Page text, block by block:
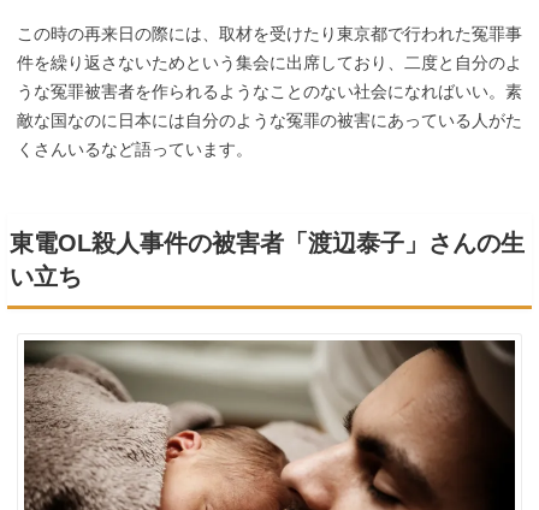
この時の再来日の際には、取材を受けたり東京都で行われた冤罪事
件を繰り返さないためという集会に出席しており、二度と自分のよ
うな冤罪被害者を作られるようなことのない社会になればいい。素
敵な国なのに日本には自分のような冤罪の被害にあっている人がた
くさんいるなど語っています。
東電OL殺人事件の被害者「渡辺泰子」さんの生
い立ち